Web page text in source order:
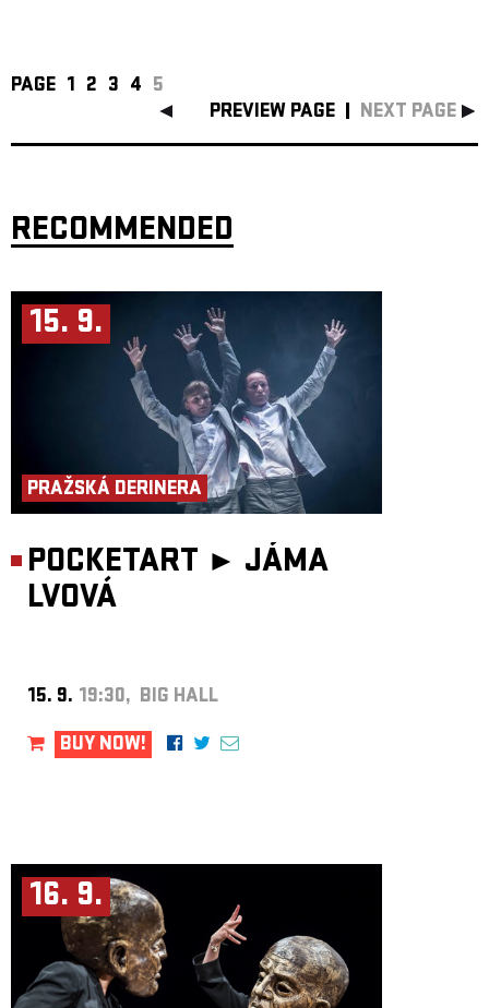
PAGE 1 2 3 4 5
PREVIEW PAGE
NEXT PAGE
RECOMMENDED
15. 9.
PRAŽSKÁ DERINERA
POCKETART ► JÁMA
LVOVÁ
15. 9. 19:30, BIG HALL
BUY NOW!
16. 9.